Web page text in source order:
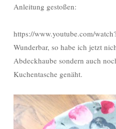
Anleitung gestoßen:
https://www.youtube.com/
Wunderbar, so habe ich jetzt
Abdeckhaube sondern auch
Kuchentasche genäht.